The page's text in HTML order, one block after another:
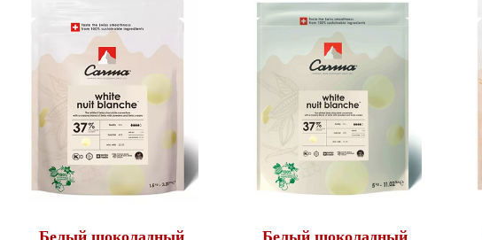
Белый шоколадный
Белый шоколадный